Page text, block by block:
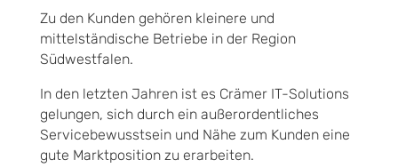
Zu den Kunden gehören kleinere und
mittelständische Betriebe in der Region
Südwestfalen.
In den letzten Jahren ist es Crämer IT-Solutions
gelungen, sich durch ein außerordentliches
Servicebewusstsein und Nähe zum Kunden eine
gute Marktposition zu erarbeiten.